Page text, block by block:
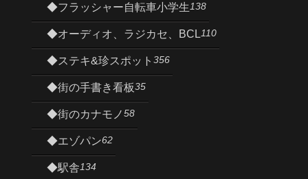
◆フラッシャー自転車小学生138
◆オーディオ、ラジカセ、BCL110
◆ステキ&珍スポット 356
◆街の手書き看板35
◆街のカナモノ58
◆エゾパン62
◆駅舎134